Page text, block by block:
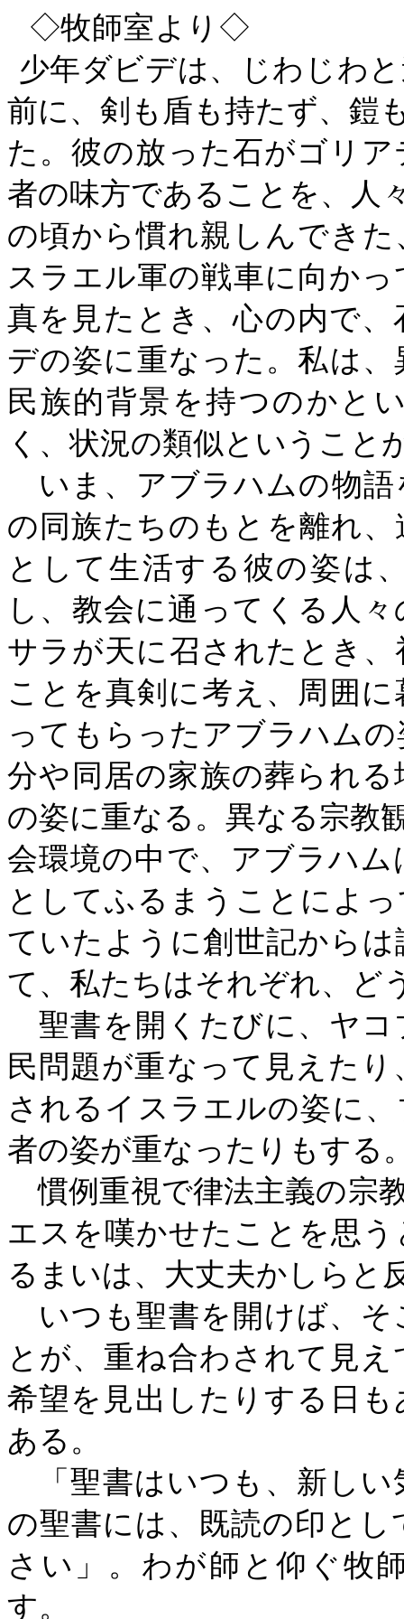
◇牧師室より ◇
少年ダビデは、じわじわ
前に、剣も盾も持たず、鎧
た。彼の放った石がゴリ
者の味方であることを、人
の頃から慣れ親しんでき
スラエル軍の戦車に向か
真を見たとき、心の内で
デの姿に重なった。私は
民族的背景を持つのかと
く、状況の類似ということ
いま、アブラハムの物語
の同族たちのもとを離れ
として生活する彼の姿は
し、教会に通ってくる人
サラが天に召されたとき
ことを真剣に考え、周囲
ってもらったアブラハム
分や同居の家族の葬られ
の姿に重なる。異なる宗教
会環境の中で、アブラハ
としてふるまうことによ
ていたように創世記から
て、私たちはそれぞれ、ど
聖書を開くたびに、ヤコ
民問題が重なって見えた
されるイスラエルの姿に
者の姿が重なったりもする
慣例重視で律法主義の宗
エスを嘆かせたことを思
るまいは、大丈夫かしらと
いつも聖書を開けば、そ
とが、重ね合わされて見
希望を見出したりする日
ある。
「聖書はいつも、新しい
の聖書には、既読の印と
さい」。わが師と仰ぐ牧
す。